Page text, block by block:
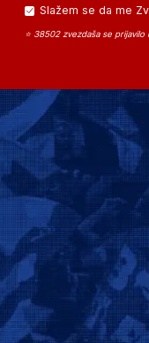
Slažem se da me
⭐ 38502 zvezdaša se